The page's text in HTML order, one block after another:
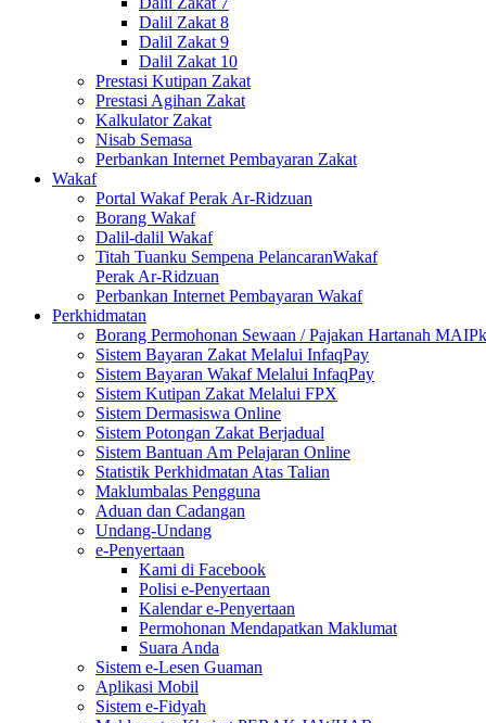
Dalil Zakat 8
Dalil Zakat 9
Dalil Zakat 10
Prestasi Kutipan Zakat
Prestasi Agihan Zakat
Kalkulator Zakat
Nisab Semasa
Perbankan Internet Pembayaran Zakat
Wakaf
Portal Wakaf Perak Ar-Ridzuan
Borang Wakaf
Dalil-dalil Wakaf
Titah Tuanku Sempena PelancaranWakaf
Perak Ar-Ridzuan
Perbankan Internet Pembayaran Wakaf
Perkhidmatan
Borang Permohonan Sewaan / Pajakan Hartanah MAIPk
Sistem Bayaran Zakat Melalui InfaqPay
Sistem Bayaran Wakaf Melalui InfaqPay
Sistem Kutipan Zakat Melalui FPX
Sistem Dermasiswa Online
Sistem Potongan Zakat Berjadual
Sistem Bantuan Am Pelajaran Online
Statistik Perkhidmatan Atas Talian
Maklumbalas Pengguna
Aduan dan Cadangan
Undang-Undang
e-Penyertaan
Kami di Facebook
Polisi e-Penyertaan
Kalendar e-Penyertaan
Permohonan Mendapatkan Maklumat
Suara Anda
Sistem e-Lesen Guaman
Aplikasi Mobil
Sistem e-Fidyah